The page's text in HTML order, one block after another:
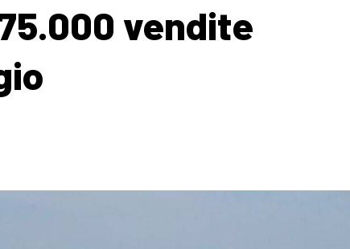
vendite